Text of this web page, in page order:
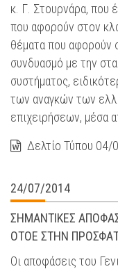
κ. Γ. Στουρνάρα, που
που αφορούν στον
θέματα που αφορούν
συνδυασμό με την
συστήματος,
των αναγκών των
επιχειρήσεων, μέσα
Δελτίο Τύπου
24/07/2014
ΣΗΜΑΝΤΙΚΕΣ
ΟΤΟΕ ΣΤΗΝ
Οι αποφάσεις του